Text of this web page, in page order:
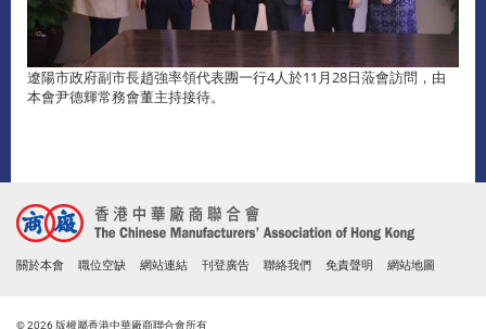
遼陽市政府副市長趙強率領代表團一行4人於11月28日蒞會訪問，由
本會尹德輝常務會董主持接待。
關於本會 職位空缺 網站連結 刊登廣告 聯絡我們 免責聲明 網站地圖
© 2026 版權屬香港中華廠商聯合會所有